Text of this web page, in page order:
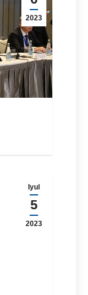
2023
Iyul
5
2023